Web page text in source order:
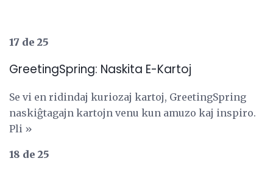
17 de 25
GreetingSpring: Naskita E-Kartoj
Se vi en ridindaj kuriozaj kartoj, GreetingSpring
naskiĝtagajn kartojn venu kun amuzo kaj inspiro.
Pli »
18 de 25